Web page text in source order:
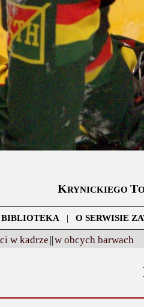
KRYNICKIEGO T
BIBLIOTEKA | O SERWISIE
w kadrze ||w obcych barwach